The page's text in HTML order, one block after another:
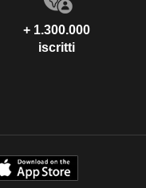
+ 1.300.000
iscritti